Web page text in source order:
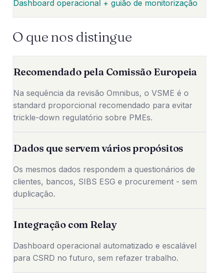
Dashboard operacional + guião de monitorização
O que nos distingue
Recomendado pela Comissão Europeia
Na sequência da revisão Omnibus, o VSME é o
standard proporcional recomendado para evitar
trickle-down regulatório sobre PMEs.
Dados que servem vários propósitos
Os mesmos dados respondem a questionários de
clientes, bancos, SIBS ESG e procurement - sem
duplicação.
Integração com Relay
Dashboard operacional automatizado e escalável
para CSRD no futuro, sem refazer trabalho.